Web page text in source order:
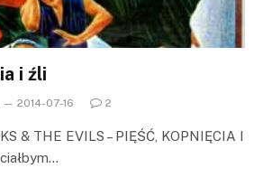
i źli
2014-07-16 2
& THE EVILS – PIĘŚĆ, KOPNIĘCIA I